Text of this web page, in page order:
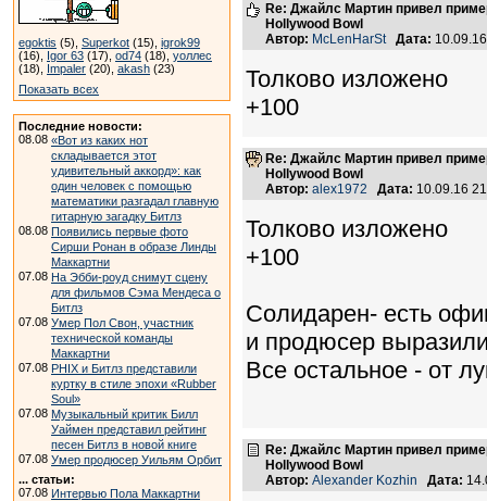
egoktis (5), Superkot (15), igrok99
(16), Igor 63 (17), od74 (18), уоллес
(18), Impaler (20), akash (23)
Показать всех
Последние новости:
08.08 «Вот из каких нот
складывается этот
удивительный аккорд»: как
один человек с помощью
математики разгадал главную
гитарную загадку Битлз
08.08 Появились первые фото
Сирши Ронан в образе Линды
Маккартни
07.08 На Эбби-роуд снимут сцену
для фильмов Сэма Мендеса о
Битлз
07.08 Умер Пол Свон, участник
технической команды
Маккартни
07.08 PHIX и Битлз представили
куртку в стиле эпохи «Rubber
Soul»
07.08 Музыкальный критик Билл
Уаймен представил рейтинг
песен Битлз в новой книге
07.08 Умер продюсер Уильям Орбит
... статьи:
07.08 Интервью Пола Маккартни
Re: Джайлс Мартин привел
Hollywood Bowl
Автор: McLenHarSt Дата:
Толково изложено
+100
Re: Джайлс Мартин привел
Hollywood Bowl
Автор: alex1972 Дата: 10.09.16
Толково изложено
+100
Солидарен- есть
и продюсер
Все остальное - от
Re: Джайлс Мартин привел
Hollywood Bowl
Автор: Alexander Kozhin Дата: